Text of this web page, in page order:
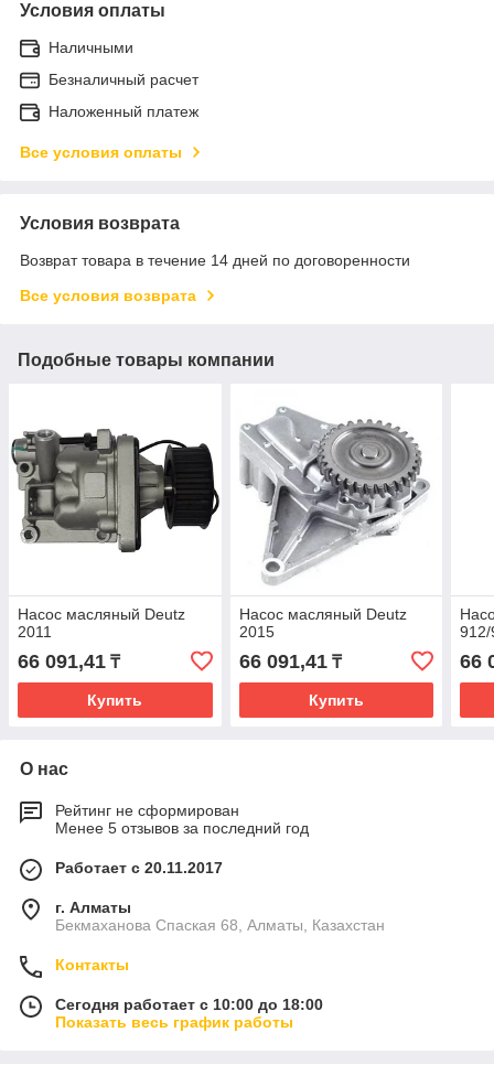
Условия оплаты
Наличными
Безналичный расчет
Наложенный платеж
Все условия оплаты
Условия возврата
Возврат товара в течение 14 дней по договоренности
Все условия возврата
Подобные товары компании
Насос масляный Deutz
2011
66 091,41 ₸
Купить
Насос масляный Deutz
2015
66 091,41₸
Купить
66
О нас
Рейтинг не сформирован
Менее 5 отзывов за последний год
Работает с 20.11.2017
г. Алматы
Бекмаханова Спаская 68, Алматы, Казахстан
Контакты
Сегодня работает с 10:00 до 18:00
Показать весь график работы